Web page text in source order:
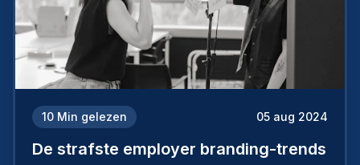
10 Min gelezen 05 aug 2024
De strafste employer branding-trends